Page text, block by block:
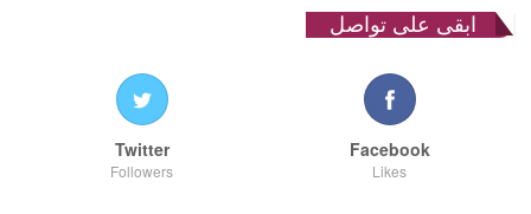
ابقى على تواصل
Facebook
Likes
Twitter
Followers